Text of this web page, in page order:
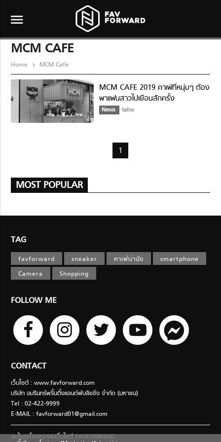
menu
MCM CAFE
Home MCM Cafe
MCM CAFE 2019 คาเฟ่ที่หนุ่มๆ ต้อง
พาแฟนสาวไปเยือนสักครั้ง
News taliw
1
MOST POPULAR
TAG
favforward sneaker คาเฟ่น่านั่ง
smartphone
Camera
Shopping
FOLLOW ME
CONTACT
เว็บไซต์ : www.favforward.com
บริษัท อมรินทร์พริ้นติ้งแอนด์พับลิชชิ่ง จำกัด (มหาชน)
Tel : 02-422-9999
E-MAIL :favforward01@gmail.com
สนใจลงโฆษณากับเว็บไซต์ FAVFORWARD